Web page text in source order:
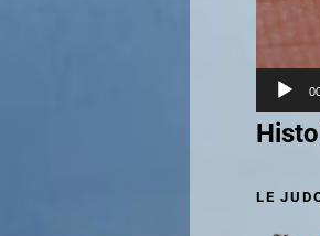
LE